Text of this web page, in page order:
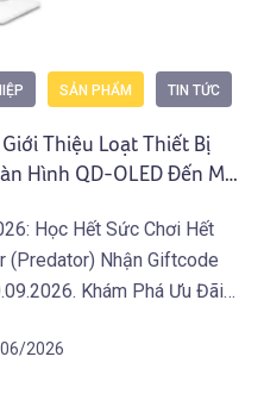
SẢN PHẨM TIN TỨC
Thiệu Loạt Thiết Bị
Hình QD-OLED Đến Máy
Học Hết Sức Chơi Hết
(Predator) Nhận Giftcode
Khám Phá Ưu Đãi
vụ sáng tạo, giải trí và […]
2026